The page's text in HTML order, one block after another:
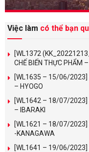
Việc làm có thể bạn
[WL1372
CHẾ BIẾN THỰC PHẨM
[WL1635 – 15/06/2023]
– HYOGO
[WL1642 – 18/07/2023]
– IBARAKI
[WL1621 – 18/07/2023]
-KANAGAWA
[WL1641 – 19/06/2023]